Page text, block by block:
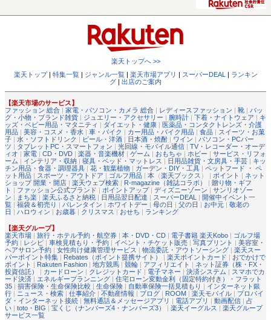
楽天トップへ >>
楽天トップ| 特集一覧| ジャンル一覧| 楽天市場アプリ | スーパーDEAL | ランキン
グ | 出店のご案内
【楽天市場のサービス】
ファッション 総合 | 家電・パソコン・カメラ 総合 | レディースファッション | 靴 | バッ
グ・小物・ブランド雑貨 | ジュエリー・アクセサリー | 腕時計 | 下着・ナイトウェア | キ
ッズ・ベビー用品・マタニティ | ダイエット・健康 | 医薬品・コンタクトレンズ・介護
用品 | 美容・コスメ・香水 | 車・バイク | カー用品・バイク用品 | 食品 | スイーツ・お菓
子 | 水・ソフトドリンク | ビール・洋酒 | 日本酒・焼酎 | ワイン | パソコン・PCパー
ツ | タブレットPC・スマートフォン | 光回線・モバイル通信 | TV・レコーダー・オーデ
ィオ | 家電 | CD・DVD | 楽器・音楽機材 | ゲーム | おもちゃ | ホビー | サービス・リフォ
ーム | インテリア・収納 | 寝具・ベッド・マットレス | 日用品雑貨・文房具・手芸 | キッ
チン用品・食器・調理器具 | 花・観葉植物 | ガーデン・DIY・工具 | ペットフード ・ ペ
ット用品 | スポーツ・アウトドア | ゴルフ用品 | 本 （楽天ブックス ） | ポイント | ネット
ショップ 開業・開店 | 楽天ウェブ検索 | R-magazine（雑誌コラボ） | 贈り物・ギフ
ト | ファッション公式ブランド | ポイントアップ| ディズニーゾーン | サンリオゾー
ン | まち楽 | 楽天ふるさと納税 | 日用品翌日配達 | スーパーDEAL | 開催中イベント一
覧 | 福袋＆初売り | バレンタイン | ホワイトデー | 母の日 | 父の日 | お中元 | 敬老の
日 | ハロウィン | お歳暮 | クリスマス | おせち | ランキング
【楽天グループ】
楽天市場 | 旅行・ホテル予約・航空券 | 本・DVD・CD | 電子書籍 楽天Kobo | ゴルフ場
予約 | レシピ | 車検見積もり・予約 | イベント・チケット販売 | 写真プリント | 美容室・
ヘアサロン予約 | 女性向け健康管理サービス | 物流委託・アウトソーシング | 楽天スー
パーポイント特集 | Rebates（ポイント提携サイト） | 楽天ポイントカード | おでかけで
ポイント | Rakuten Fashion | 地方競馬 | 競輪 | アフィリエイト | ネット証券（株・FX・
投資信託）
| カードローン | クレジットカード | 電子マネー | 決済システム | スマホでカ
ード決済 | エネルギープランニング | 住宅ローン変動金利（固定特約付き）・フラット
35 | 損害保険・生命保険比較 | 生命保険 | 自動車保険一括見積もり | インターネット銀
行 | ニュース・検索 | 仕事紹介 | 不動産情報 | ブログ | ROOM | 楽天モバイル | プロバイ
ダ・インターネット接続 | 無料通話＆メッセージアプリ | 電話アプリ | 動画配信 | 占
い | toto・BIG | 宝くじ（ナンバーズ4・ナンバーズ3） | 楽天イーグルス | 楽天グループ
サービス一覧